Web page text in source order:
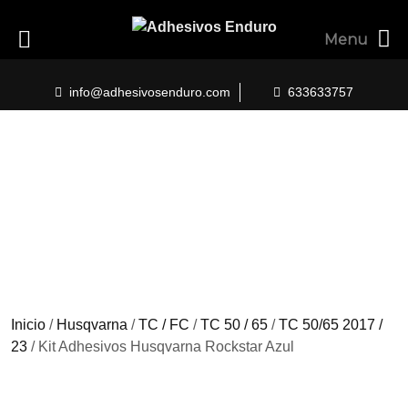
content
info@adhesivosenduro.com 633633757
Inicio / Husqvarna /TC / FC /TC 50 / 65 /TC 50/65 2017 /
23 / Kit Adhesivos Husqvarna Rockstar Azul
Menu